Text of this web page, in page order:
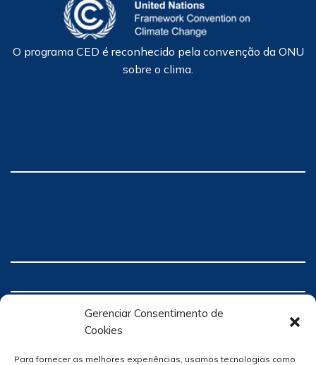
Gerenciar Consentimento de
Cookies
Para fornecer as melhores experiências, usamos tecnologias como
O programa CED é reconhecido pela convenção da ONU
sobre o clima.